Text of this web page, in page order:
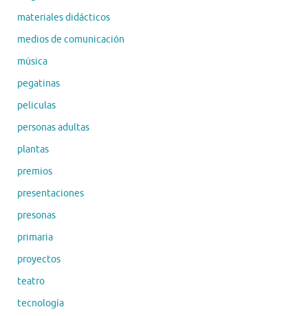
materiales didácticos
medios de comunicación
música
pegatinas
peliculas
personas adultas
plantas
premios
presentaciones
presonas
primaria
proyectos
teatro
tecnología